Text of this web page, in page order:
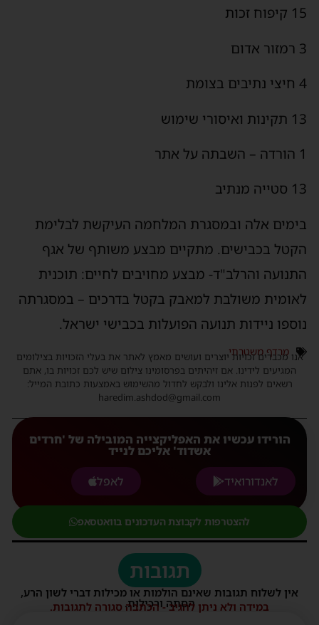
15 קיפוח זכות
3 רמזור אדום
4 חיצי נתיבים בצומת
13 תקינות ואיסורי שימוש
1 הורדה – השבתה על אתר
13 סטייה מנתיב
בימים אלה ובמסגרת המלחמה העיקשת לבלימת
הקטל בכבישים. מתקיים מבצע משותף של אגף
התנועה והרלב"ד- מבצע מחויבים לחיים: תוכנית
לאומית משולבת למאבק בקטל בדרכים – במסגרתה
נוספו ניידות תנועה הפועלות בכבישי ישראל.
מרדף משטרתי
אנו מכבדים זכויות יוצרים ועושים מאמץ לאתר את בעלי הזכויות בצילומים
המגיעים לידינו. אם זיהיתים בפרסומינו צילום שיש לכם זכויות בו, אתם
רשאים לפנות אלינו ולבקש לחדול מהשימוש באמצעות כתובת המייל:
haredim.ashdod@gmail.com
הורידו עכשיו את האפליקצייה המובילה של 'חרדים
אשדוד' אליכם לנייד
לאנדורואיד
לאפל
להצטרפות לקבוצת העדכונים בוואטסאפ
תגובות
אין לשלוח תגובות שאינם הולמות או מכילות דברי לשון הרע,
הסתה ורכילות.
במידה ולא ניתן להגיב - הכתבה סגורה לתגובות.